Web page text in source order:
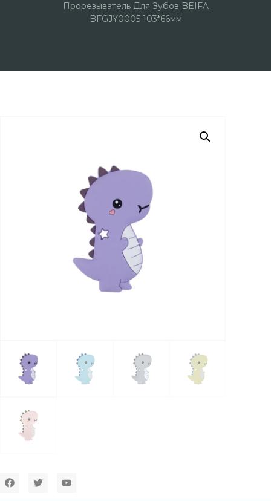
Прорезыватель Для Зубов BEIFA
BFGJY0005 103*66мм